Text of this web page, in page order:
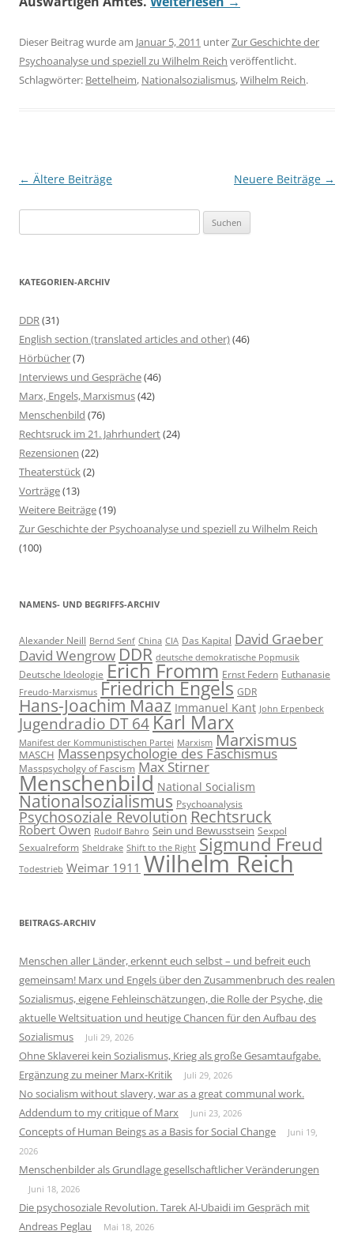
Dieser Beitrag wurde am Januar 5, 2011 unterZur Geschichte der
Psychoanalyse und speziell zu Wilhelm Reich veröffentlicht.
Schlagwörter: Bettelheim, Nationalsozialismus,Wilhelm Reich.
Beitragsnavigation
← Ältere Beiträge Neuere Beiträge →
u
h
n
n
a
c
h
:
KATEGORIEN-ARCHIV
DDR(31)
English section (translated articles and other)(46)
Hörbücher(7)
Interviews und Gespräche(46)
Marx, Engels, Marxismus(42)
Menschenbild (76)
Rechtsruck im 21. Jahrhundert(24)
Rezensionen (22)
Theaterstück(2)
Vorträge(13)
Weitere Beiträge(19)
Zur Geschichte der Psychoanalyse und speziell zu Wilhelm Reich
(100)
NAMENS- UND BEGRIFFS-ARCHIV
Alexander Neill Bernd Senf China CIA Das Kapital David Graeber
David Wengrow DDR deutsche demokratische Popmusik
Deutsche Ideologie Erich Fromm Ernst Federn Euthanasie
Freudo-Marxismus Friedrich Engels GDR
Hans-Joachim Maaz Immanuel Kant John Erpenbeck
Jugendradio DT 64Karl Marx
Manifest der Kommunistischen Partei Marxism Marxismus
MASCH Massenpsychologie des Faschismus
Masspsycholgy of Fascism Max Stirner
Menschenbild National Socialism
Nationalsozialismus Psychoanalysis
Psychosoziale Revolution Rechtsruck
Robert Owen Rudolf Bahro Sein und Bewusstsein Sexpol
Sexualreform Sheldrake Shift to the Right Sigmund Freud
Todestrieb Weimar 1911 Wilhelm Reich
BEITRAGS-ARCHIV
Menschen aller Länder, erkennt euch selbst – und befreit euch
gemeinsam! Marx und Engels über den Zusammenbruch des realen
Sozialismus, eigene Fehleinschätzungen, die Rolle der Psyche, die
aktuelle Weltsituation und heutige Chancen für den Aufbau des
Sozialismus
Juli 29, 2026
Ohne Sklaverei kein Sozialismus, Krieg als große Gesamtaufgabe.
Ergänzung zu meiner Marx-Kritik
Juli 29, 2026
No socialism without slavery, war as a great communal work.
Addendum to my critique of Marx
Juni 23, 2026
Concepts of Human Beings as a Basis for Social Change
Juni 19,
2026
Menschenbilder als Grundlage gesellschaftlicher Veränderungen
Juni 18, 2026
Die psychosoziale Revolution. Tarek Al-Ubaidi im Gespräch mit
Andreas Peglau
Mai 18, 2026